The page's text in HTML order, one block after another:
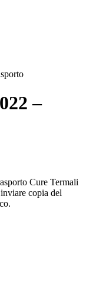
–
Cure Termali
copia del